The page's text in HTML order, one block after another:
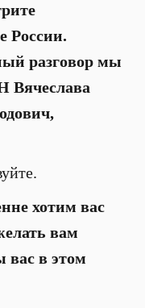
России.
разговор мы
Вячеслава
хотим вас
вам
вас в этом